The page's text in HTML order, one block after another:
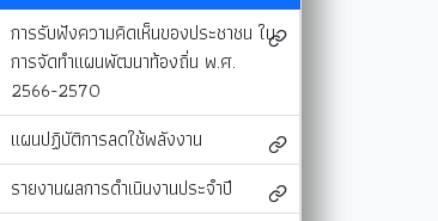
การรับฟังความคิดเห็นของประชาชน ใน
การจัดทำแผนพัฒนาท้องถิ่น พ.ศ.
2566-2570
แผนปฏิบัติการลดใช้พลังงาน
รายงานผลการดำเนินงานประจำปี